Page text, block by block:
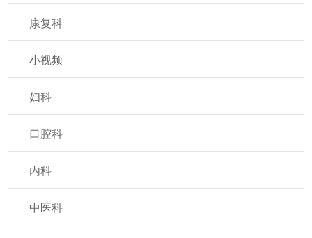
康复科
小视频
妇科
口腔科
内科
中医科